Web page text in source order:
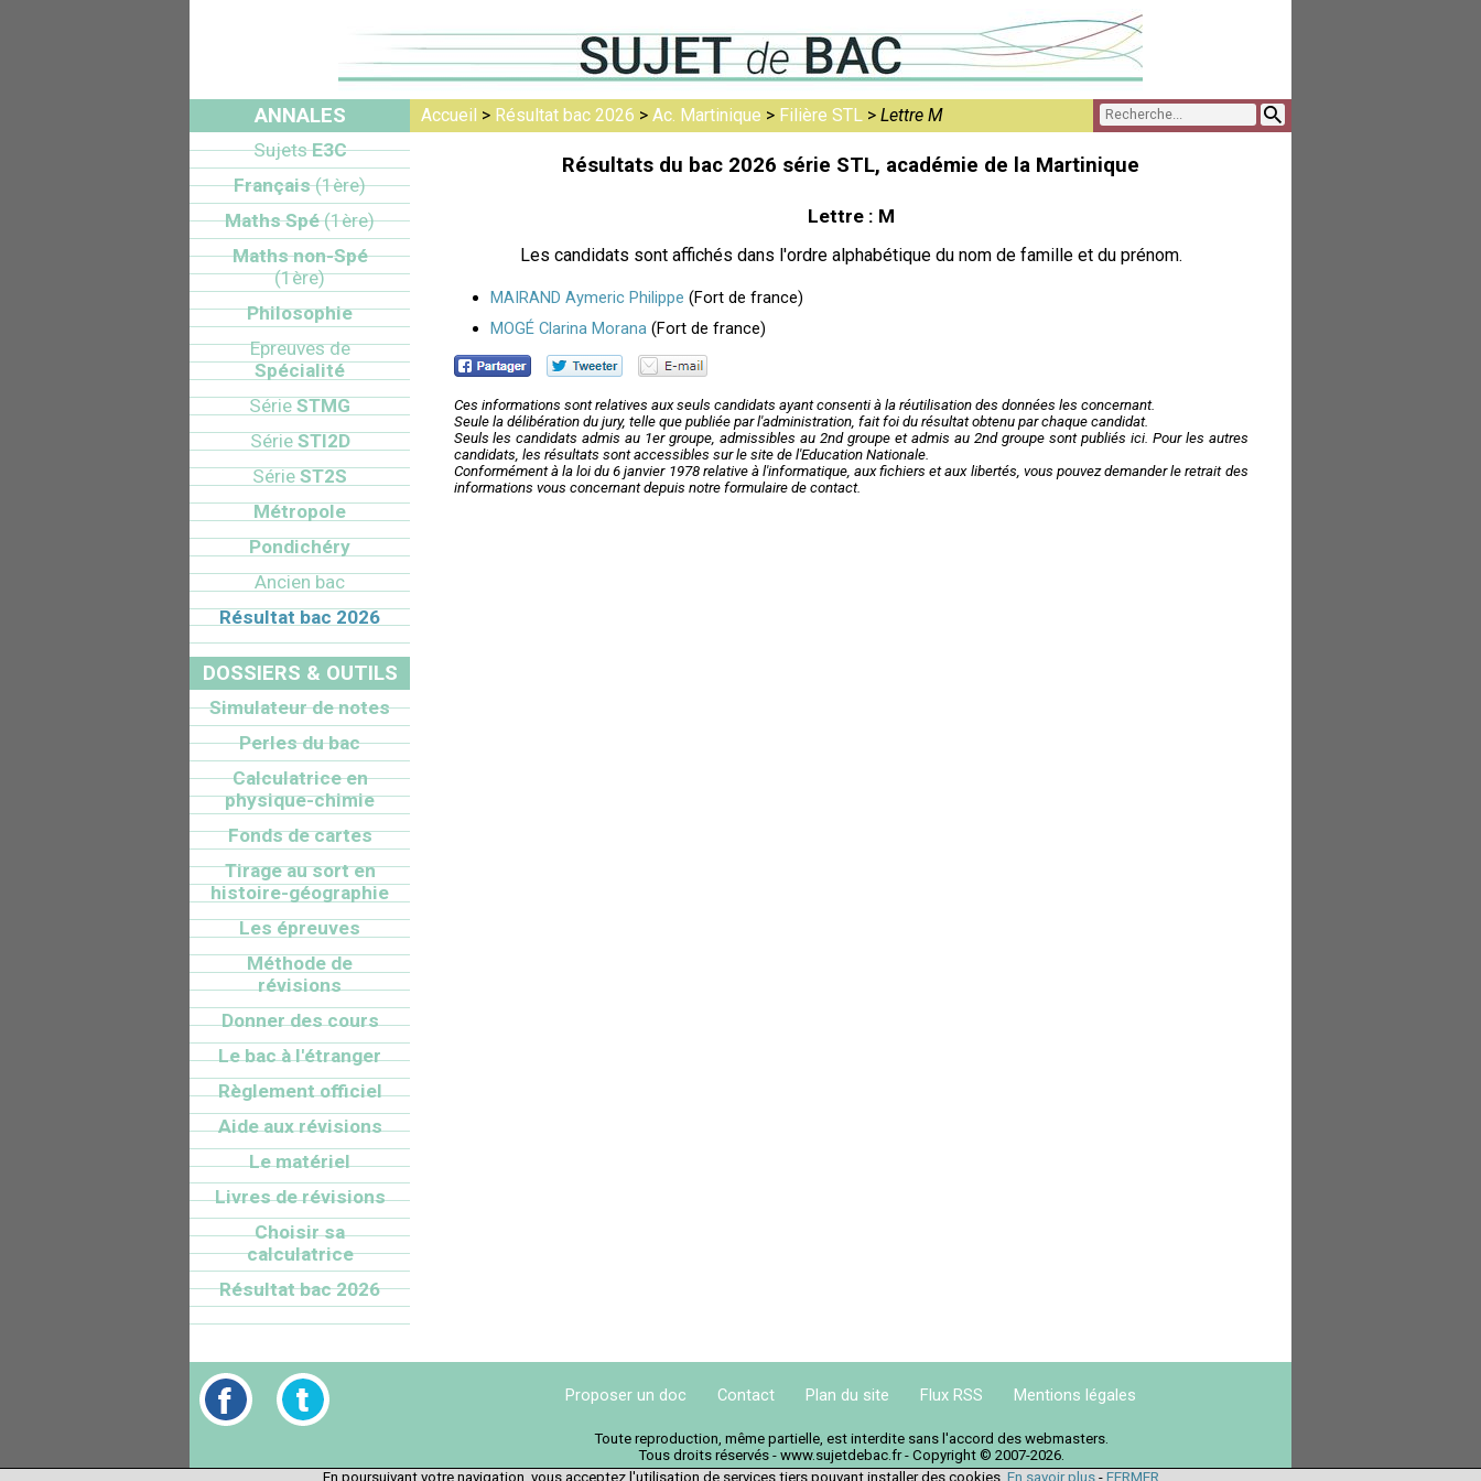
Accueil > Résultat bac 2026 > Ac. Martinique > Filière STL > Lettre M
Résultats du bac 2026 série STL, académie de la Martinique
Lettre : M
Les candidats sont affichés dans l'ordre alphabétique du nom de famille et du prénom.
MAIRAND Aymeric Philippe (Fort de france)
MOGÉ Clarina Morana(Fort de france)
Ces informations sont relatives aux seuls candidats ayant consenti à la réutilisation des données les concernant.
Seule la délibération du jury, telle que publiée par l'administration, fait foi du résultat obtenu par chaque candidat.
Seuls les candidats admis au 1er groupe, admissibles au 2nd groupe et admis au 2nd groupe sont publiés ici. Pour les autres
candidats, les résultats sont accessibles sur le site de l'Education Nationale.
Conformément à la loi du 6 janvier 1978 relative à l'informatique, aux fichiers et aux libertés, vous pouvez demander le retrait des
informations vous concernant depuis notre formulaire de contact.
ANNALES
SujetsE3C
Français(1ère)
Maths Spé(1ère)
Maths non-Spé
(1ère)
Philosophie
Epreuves de
Spécialité
Série STMG
SérieSTI2D
Série ST2S
Métropole
Pondichéry
Ancien bac
Résultat bac 2026
DOSSIERS & OUTILS
Simulateur de notes
Perles du bac
Calculatrice en
physique-chimie
Fonds de cartes
Tirage au sort en
histoire-géographie
Les épreuves
Méthode de
révisions
Donner des cours
Le bac à l'étranger
Règlement officiel
Aide aux révisions
Le matériel
Livres de révisions
Choisir sa
calculatrice
Résultat bac 2026
Proposer un doc Contact Plan du site Flux RSS Mentions légales
Toute reproduction, même partielle, est interdite sans l'accord des webmasters.
Tous droits réservés - www.sujetdebac.fr - Copyright © 2007-2026.
En poursuivant votre navigation, vous acceptez l'utilisation de services tiers pouvant installer des cookies. En savoir plus- FERMER